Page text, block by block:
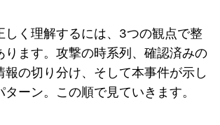
しく理解するには、3つの観点で整
ります。攻撃の時系列、確認済みの
報の切り分け、そして本事件が示し
ーン。この順で見ていきます。